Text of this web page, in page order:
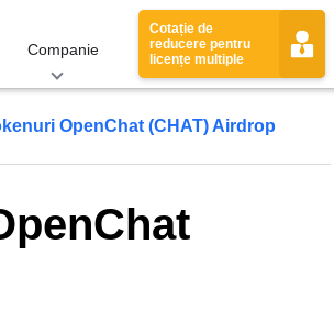
Companie
Cotație de
reducere pentru
licențe multiple
OpenChat (CHAT) Airdrop